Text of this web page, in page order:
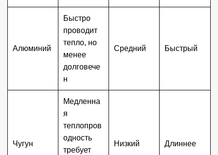
Алюминий
Быстро
проводит
тепло, но
менее
долговече
н
Средний Быстрый
Чугун
Медленна
я
теплопров
одность
требует
Низкий Длиннее